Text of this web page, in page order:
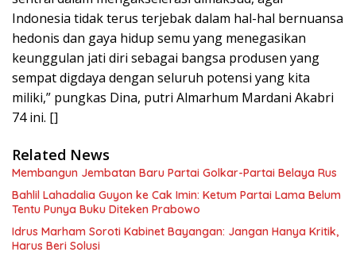
Indonesia tidak terus terjebak dalam hal-hal bernuansa
hedonis dan gaya hidup semu yang menegasikan
keunggulan jati diri sebagai bangsa produsen yang
sempat digdaya dengan seluruh potensi yang kita
miliki,” pungkas Dina, putri Almarhum Mardani Akabri
74 ini. []
Related News
Membangun Jembatan Baru Partai Golkar-Partai Belaya Rus
Bahlil Lahadalia Guyon ke Cak Imin: Ketum Partai Lama Belum
Tentu Punya Buku Diteken Prabowo
Idrus Marham Soroti Kabinet Bayangan: Jangan Hanya Kritik,
Harus Beri Solusi